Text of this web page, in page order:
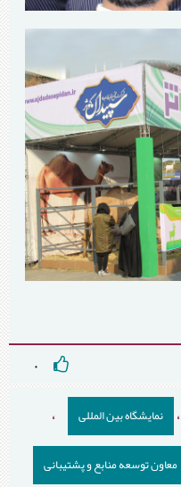
۰
، نمایشگاه بین المللی ،
معاون توسعه منابع و پشتیبانی